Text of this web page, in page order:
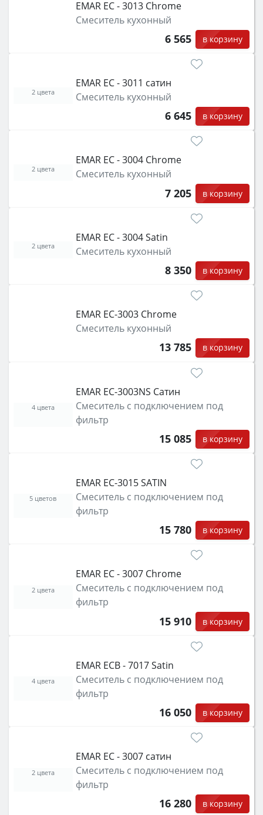
функции (конвекция, гриль, самоочистка,
защита от детей).
EMAR ЕС - 3013 Chrome
Смеситель кухонный
6 565 в корзину
EMAR ЕС - 3011 сатин
Смеситель кухонный
6 645 в корзину
2 цвета
EMAR ЕС - 3004 Chrome
Смеситель кухонный
7 205 в корзину
2 цвета
EMAR ЕС - 3004 Satin
Смеситель кухонный
8 350 в корзину
2 цвета
EMAR ЕС-3003 Chrome
Смеситель кухонный
13 785 в корзину
EMAR ЕС-3003NS Сатин
Смеситель с подключением под
фильтр
15 085 в корзину
4 цвета
EMAR EC-3015 SATIN
Смеситель с подключением под
фильтр
15 780 в корзину
5 цветов
EMAR ЕС - 3007 Chrome
Смеситель с подключением под
фильтр
15 910 в корзину
2 цвета
EMAR ЕCB - 7017 Satin
Смеситель с подключением под
фильтр
16 050 в корзину
4 цвета
EMAR ЕС - 3007 сатин
Смеситель с подключением под
фильтр
16 280 в корзину
2 цвета